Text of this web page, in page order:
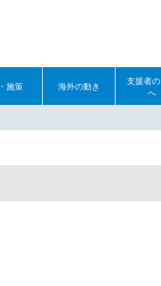
施策 海外の動き
支援者
へ